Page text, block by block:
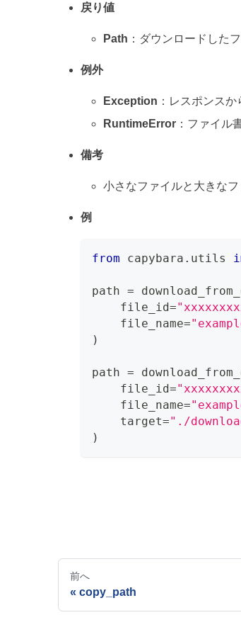
戻り値
Path ：ダウンロードした
例外
Exception ：レスポンス
RuntimeError ：ファイル
備考
小さなファイルと大きな
例
from capybara . utils
path =
    file_id
=
    file_name
=
)
path =
    file_id
=
    file_name
=
    target
="./
)
前へ
copy_path